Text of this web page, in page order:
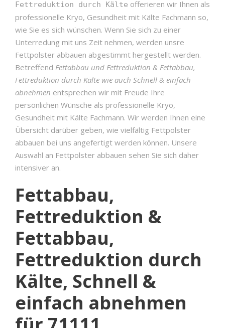
Fettreduktion durch Kälte offerieren wir Ihnen als
professionelle Kryo, Gesundheit mit Kälte Fachmann so,
wie Sie es sich wünschen. Wenn Sie sich zu einer
Unterredung mit uns Zeit nehmen, werden unsre
Fettpolster abbauen abgestimmt hergestellt werden.
Betreffend Fettabbau und Fettreduktion & Fettabbau,
Fettreduktion durch Kälte wie auch Schnell & einfach
abnehmen entsprechen wir mit Freude Ihre
persönlichen Wünsche als professionelle Kryo,
Gesundheit mit Kälte Fachmann. Wir werden Ihnen eine
Übersicht darüber geben, wie vielfältig Fettpolster
abbauen bei uns angefertigt werden können. Unsere
Auswahl an Fettpolster abbauen sehen Sie sich daher
intensiver an.
Fettabbau,
Fettreduktion &
Fettabbau,
Fettreduktion durch
Kälte, Schnell &
einfach abnehmen